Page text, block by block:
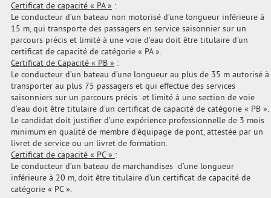
Certificat de capacité « PA »:
Le conducteur d’un bateau non motorisé d’une longueur inférieure à
15 m, qui transporte des passagers en service saisonnier sur un
parcours précis et limité à une voie d’eau doit être titulaire d’un
certificat de capacité de catégorie « PA ».
Certificat de Capacité « PB »:
Le conducteur d’un bateau d’une longueur au plus de 35 m autorisé à
transporter au plus 75 passagers et qui effectue des services
saisonniers sur un parcours précis et limité à une section de voie
d’eau doit être titulaire d’un certificat de capacité de catégorie « PB ».
Le candidat doit justifier d’une expérience professionnelle de 3 mois
minimum en qualité de membre d’équipage de pont, attestée par un
livret de service ou un livret de formation.
Certificat de capacité « PC »:
Le conducteur d’un bateau de marchandises d’une longueur
inférieure à 20 m, doit être titulaire d’un certificat de capacité de
catégorie « PC ».